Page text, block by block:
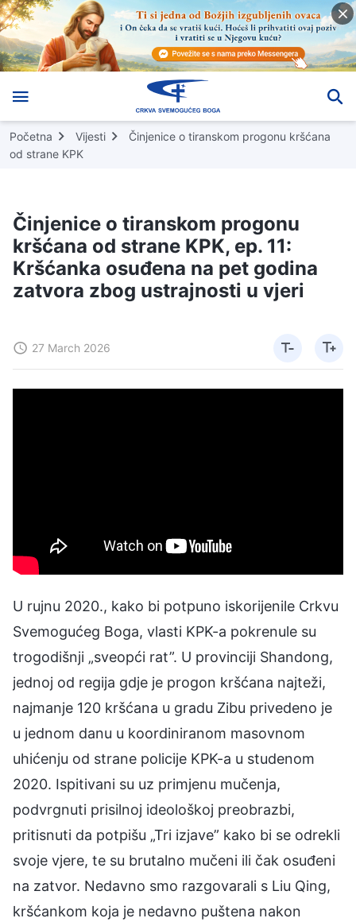
Početna Vijesti
Činjenice o tiranskom progonu kršćana
od strane KPK
Činjenice o tiranskom progonu
kršćana od strane KPK, ep. 11:
Kršćanka osuđena na pet godina
zatvora zbog ustrajnosti u vjeri
27 March 2026
U rujnu 2020., kako bi potpuno iskorijenile Crkvu
Svemogućeg Boga, vlasti KPK-a pokrenule su
trogodišnji „sveopći rat”. U provinciji Shandong,
jednoj od regija gdje je progon kršćana najteži,
najmanje 120 kršćana u gradu Zibu privedeno je
u jednom danu u koordiniranom masovnom
uhićenju od strane policije KPK-a u studenom
2020. Ispitivani su uz primjenu mučenja,
podvrgnuti prisilnoj ideološkoj preobrazbi,
pritisnuti da potpišu „Tri izjave” kako bi se odrekli
svoje vjere, te su brutalno mučeni ili čak osuđeni
na zatvor. Nedavno smo razgovarali s Liu Qing,
kršćankom koja je nedavno puštena nakon